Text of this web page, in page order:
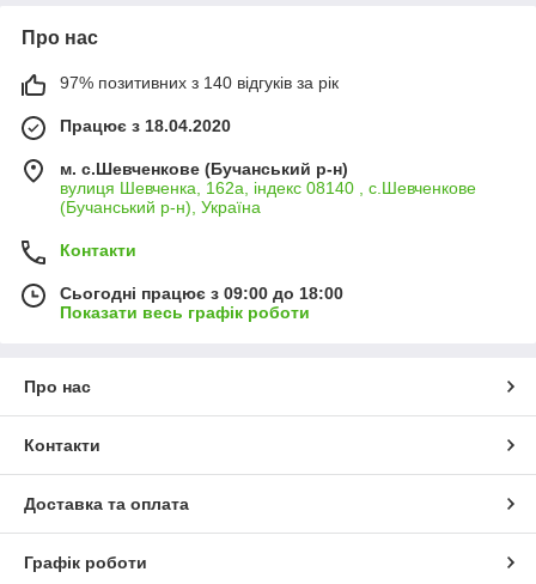
Про нас
97% позитивних з 140 відгуків за рік
Працює з 18.04.2020
м. с.Шевченкове (Бучанський р-н)
вулиця Шевченка, 162а, індекс 08140 , с.Шевченкове
(Бучанський р-н), Україна
Контакти
Сьогодні працює з 09:00 до 18:00
Показати весь графік роботи
Про нас
Контакти
Доставка та оплата
Графік роботи